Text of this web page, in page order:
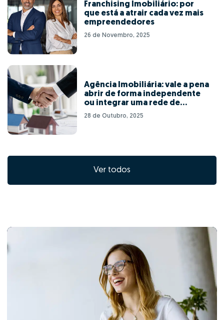
Franchising Imobiliário: por
que está a atrair cada vez mais
empreendedores
26 de Novembro, 2025
Agência Imobiliária: vale a pena
abrir de forma independente
ou integrar uma rede de
franchising?
28 de Outubro, 2025
Ver todos